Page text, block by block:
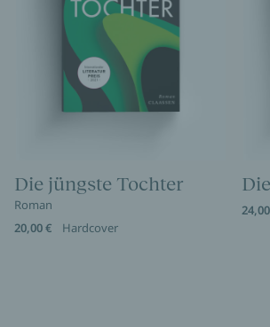
Die jüngste Tochter
Roman
20,00 €
Hardcover